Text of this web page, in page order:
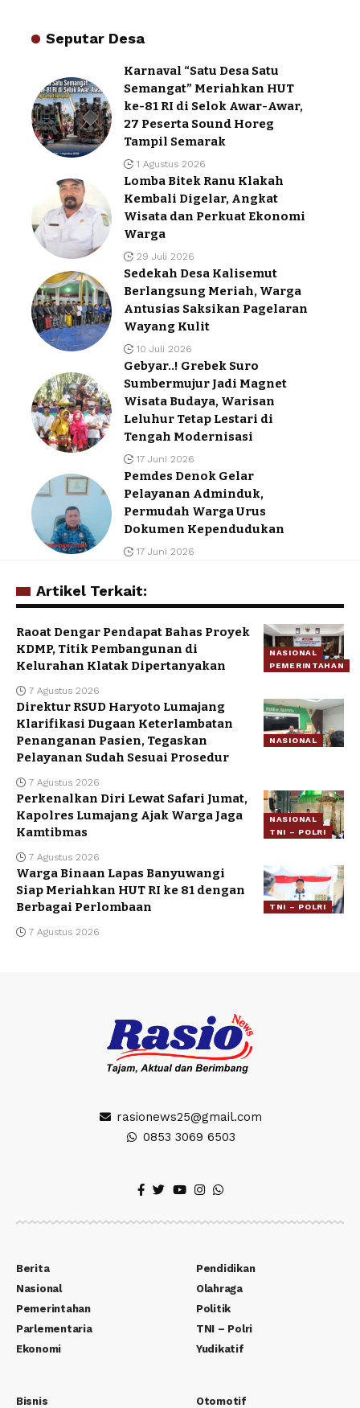
Seputar Desa
Karnaval “Satu Desa Satu
Semangat” Meriahkan HUT
ke-81 RI di Selok Awar-Awar,
27 Peserta Sound Horeg
Tampil Semarak
1 Agustus 2026
Lomba Bitek Ranu Klakah
Kembali Digelar, Angkat
Wisata dan Perkuat Ekonomi
Warga
29 Juli 2026
Sedekah Desa Kalisemut
Berlangsung Meriah, Warga
Antusias Saksikan Pagelaran
Wayang Kulit
10 Juli 2026
Gebyar..! Grebek Suro
Sumbermujur Jadi Magnet
Wisata Budaya, Warisan
Leluhur Tetap Lestari di
Tengah Modernisasi
17 Juni 2026
Pemdes Denok Gelar
Pelayanan Adminduk,
Permudah Warga Urus
Dokumen Kependudukan
17 Juni 2026
Artikel Terkait:
NASIONAL
PEMERINTAHAN
Raoat Dengar Pendapat Bahas Proyek
KDMP, Titik Pembangunan di
Kelurahan Klatak Dipertanyakan
7 Agustus 2026
NASIONAL
Direktur RSUD Haryoto Lumajang
Klarifikasi Dugaan Keterlambatan
Penanganan Pasien, Tegaskan
Pelayanan Sudah Sesuai Prosedur
7 Agustus 2026
NASIONAL
TNI – POLRI
Perkenalkan Diri Lewat Safari Jumat,
Kapolres Lumajang Ajak Warga Jaga
Kamtibmas
7 Agustus 2026
TNI – POLRI
Warga Binaan Lapas Banyuwangi
Siap Meriahkan HUT RI ke 81 dengan
Berbagai Perlombaan
7 Agustus 2026
rasionews25@gmail.com
0853 3069 6503
Berita
Nasional
Pemerintahan
Parlementaria
Ekonomi
Pendidikan
Olahraga
Politik
TNI – Polri
Yudikatif
Bisnis Otomotif